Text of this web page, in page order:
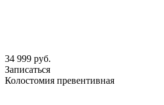
34 999 руб.
Записаться
Колостомия превентивная